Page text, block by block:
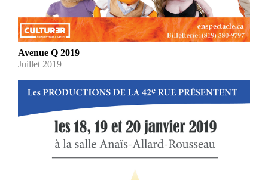
Avenue Q 2019
Juillet 2019